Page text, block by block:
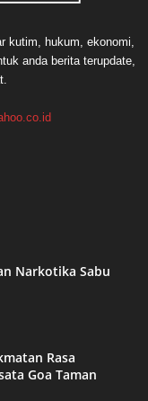
kutim, hukum, ekonomi,
anda berita terupdate,
Narkotika Sabu
Rasa
Goa Taman